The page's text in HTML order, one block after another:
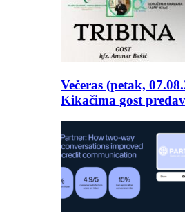
Večeras (petak,
Kikačima gost